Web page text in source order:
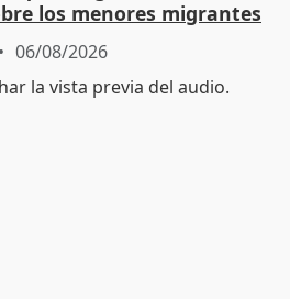
los menores migrantes
06/08/2026